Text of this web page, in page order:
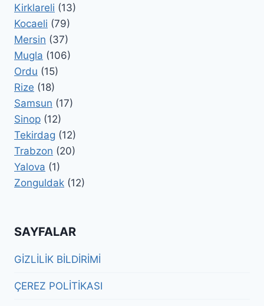
Kirklareli (13)
Kocaeli (79)
Mersin (37)
Mugla (106)
Ordu (15)
Rize (18)
Samsun (17)
Sinop (12)
Tekirdag (12)
Trabzon (20)
Yalova (1)
Zonguldak (12)
SAYFALAR
GİZLİLİK BİLDİRİMİ
ÇEREZ POLİTİKASI